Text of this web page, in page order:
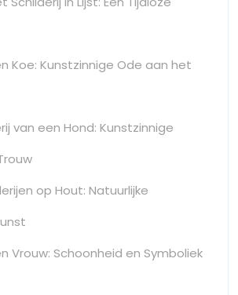
Koe: Kunstzinnige Ode aan het
van een Hond: Kunstzinnige
op Hout: Natuurlijke
Vrouw: Schoonheid en Symboliek